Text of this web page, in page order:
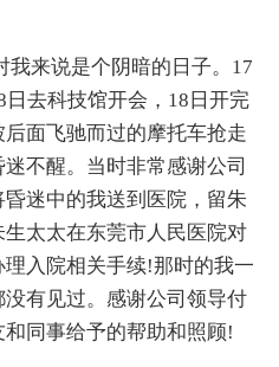
我来说是个阴暗的日子。17
日去科技馆开会，18日开完
面飞驰而过的摩托车抢走
不醒。当时非常感谢公司
迷中的我送到医院，留朱
太太在东莞市人民医院对
入院相关手续!那时的我一
有见过。感谢公司领导付
同事给予的帮助和照顾!